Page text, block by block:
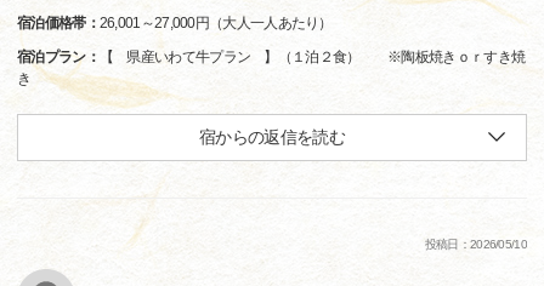
宿泊価格帯： 26,001～27,000円（大人一人あたり）
宿泊プラン：
【 県産いわて牛プラン 】（１泊２食） ※陶板焼きｏｒすき焼
き
宿からの返信を読む
投稿日：2026/05/10